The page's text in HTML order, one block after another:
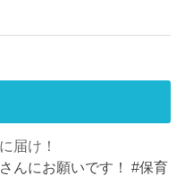
届け！
んにお願いです！ #保育